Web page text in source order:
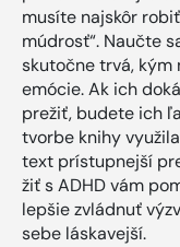
musíte najskôr
múdrosť“. Naučte
skutočne trvá, kým
emócie. Ak ich
prežiť, budete ich
tvorbe knihy
text prístupnejší
žiť s ADHD vám
lepšie zvládnuť
sebe láskavejší.